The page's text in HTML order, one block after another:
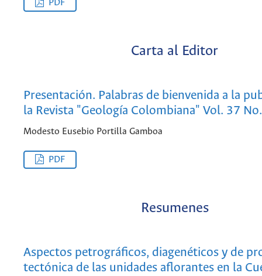
PDF
Carta al Editor
Presentación. Palabras de bienvenida a la
la Revista "Geología Colombiana" Vol. 37
Modesto Eusebio Portilla Gamboa
PDF
Resumenes
Aspectos petrográficos, diagenéticos y de
tectónica de las unidades aflorantes en la